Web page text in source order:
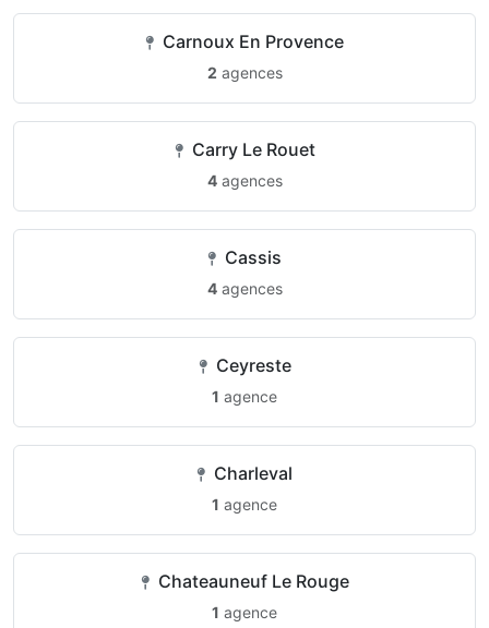
Carnoux En Provence
2 agences
Carry Le Rouet
4agences
Cassis
4agences
Ceyreste
1 agence
Charleval
1 agence
Chateauneuf Le Rouge
1 agence